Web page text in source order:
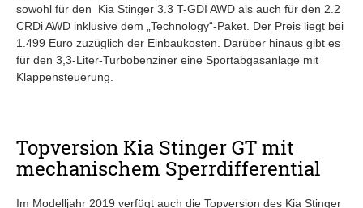
sowohl für den Kia Stinger 3.3 T-GDI AWD als auch für den 2.2
CRDi AWD inklusive dem „Technology“-Paket. Der Preis liegt bei
1.499 Euro zuzüglich der Einbaukosten. Darüber hinaus gibt es
für den 3,3-Liter-Turbobenziner eine Sportabgasanlage mit
Klappensteuerung.
Topversion Kia Stinger GT mit
mechanischem Sperrdifferential
Im Modelljahr 2019 verfügt auch die Topversion des Kia Stinger